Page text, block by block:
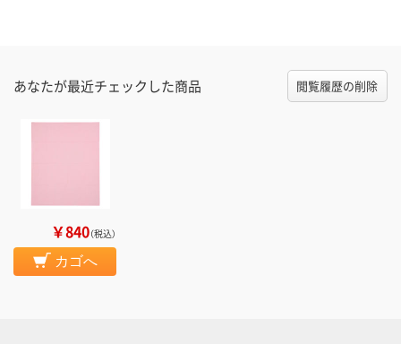
あなたが最近チェックした商品 閲覧履歴の削除
￥840（税込）
カゴへ